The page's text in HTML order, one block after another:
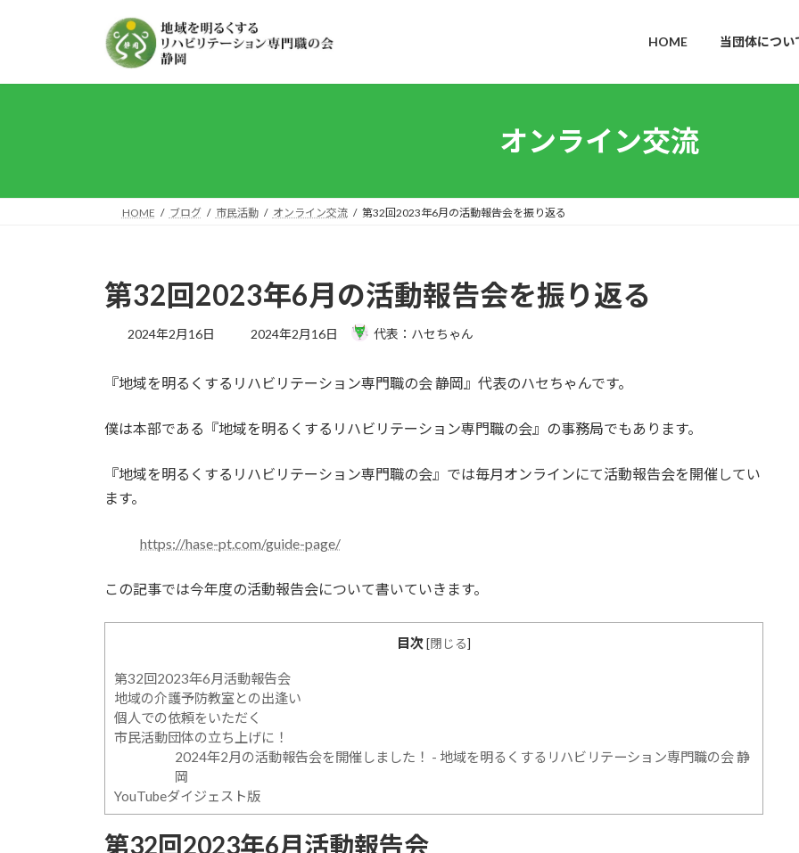
プ
動
HOME 当団体につい
オンライン交流
HOME ブログ 市民活動 オンライン交流 第32回2023年6月の活動報告会を振り返る
第32回2023年6月の活動報告会を振り返る
2024年2月16日
最
新
時
:
2024年2月16日 代表：ハセちゃん
『地域を明るくするリハビリテーション専門職の会 静岡』代表のハセちゃんです。
僕は本部である『地域を明るくするリハビリテーション専門職の会』の事務局でもあります。
『地域を明るくするリハビリテーション専門職の会』では毎月オンラインにて活動報告会を開催してい
ます。
https://hase-pt.com/guide-page/
この記事では今年度の活動報告会について書いていきます。
目次[閉じる]
第32回2023年6月活動報告会
地域の介護予防教室との出逢い
個人での依頼をいただく
市民活動団体の立ち上げに！
2024年2月の活動報告会を開催しました！ - 地域を明るくするリハビリテーション専門職の会 静
岡
YouTubeダイジェスト版
第32回2023年6月活動報告会